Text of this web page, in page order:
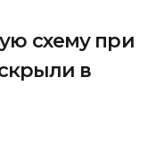
схему при
в